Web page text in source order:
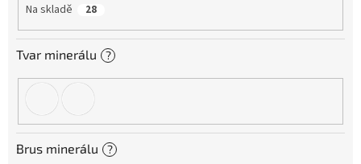
Na skladě 28
Tvar minerálu ?
Brus minerálu ?